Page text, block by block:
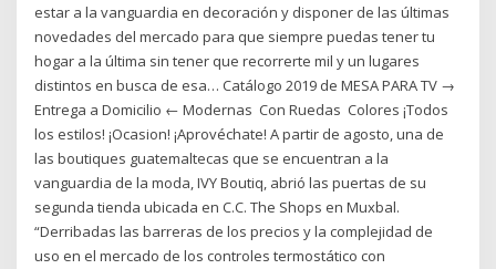
estar a la vanguardia en decoración y disponer de las últimas
novedades del mercado para que siempre puedas tener tu
hogar a la última sin tener que recorrerte mil y un lugares
distintos en busca de esa… Catálogo 2019 de MESA PARA TV →
Entrega a Domicilio ← Modernas ︎ Con Ruedas ︎ Colores ¡Todos
los estilos! ¡Ocasion! ¡Aprovéchate! A partir de agosto, una de
las boutiques guatemaltecas que se encuentran a la
vanguardia de la moda, IVY Boutiq, abrió las puertas de su
segunda tienda ubicada en C.C. The Shops en Muxbal.
“Derribadas las barreras de los precios y la complejidad de
uso en el mercado de los controles termostático con